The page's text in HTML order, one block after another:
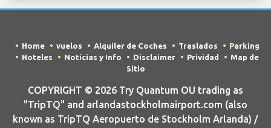
Home vuelos Alquiler de Coches Traslados
Parking
Hoteles
Noticias y Info Disclaimer Prividad
Map de
Sitio
COPYRIGHT © 2026 Try Quantum OU trading as
"TripTQ" and arlandastockholmairport.com (also
known as TripTQ Aeropuerto de Stockholm Arlanda) /